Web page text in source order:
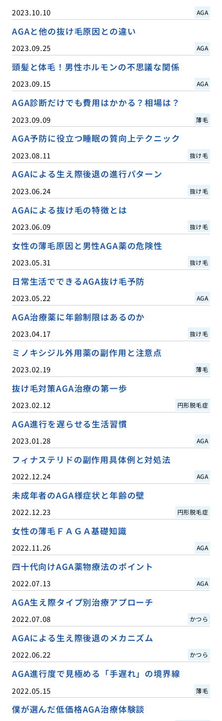
2023.10.10 AGA
AGAと他の抜け毛原因との違い
2023.09.25 AGA
頭髪と体毛！男性ホルモンの不思議な関係
2023.09.15 AGA
AGA診断だけでも費用はかかる？相場は？
2023.09.09 薄毛
AGA予防に役立つ睡眠の質向上テクニック
2023.08.11 抜け毛
AGAによる生え際後退の進行パターン
2023.06.24 抜け毛
AGAによる抜け毛の特徴とは
2023.06.09 抜け毛
女性の薄毛原因と男性AGA薬の危険性
2023.05.31 抜け毛
日常生活でできるAGA抜け毛予防
2023.05.22 AGA
AGA治療薬に年齢制限はあるのか
2023.04.17 抜け毛
ミノキシジル外用薬の副作用と注意点
2023.02.19 薄毛
抜け毛対策AGA治療の第一歩
2023.02.12 円形脱毛症
AGA進行を遅らせる生活習慣
2023.01.28 AGA
フィナステリドの副作用具体例と対処法
2022.12.24 AGA
未成年者のAGA様症状と年齢の壁
2022.12.23 円形脱毛症
女性の薄毛ＦＡＧＡ基礎知識
2022.11.26 AGA
四十代向けAGA薬物療法のポイント
2022.07.13 AGA
AGA生え際タイプ別治療アプローチ
2022.07.08 かつら
AGAによる生え際後退のメカニズム
2022.06.22 かつら
AGA進行度で見極める「手遅れ」の境界線
2022.05.15 薄毛
僕が選んだ低価格AGA治療体験談